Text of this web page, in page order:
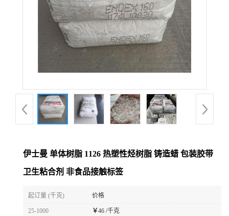
伊士曼 单体树脂 1126 热塑性烃树脂 铸造蜡 包装胶带
卫生粘合剂 非食品接触标签
起订量 (千克) 价格
25-1000 ￥46 /千克